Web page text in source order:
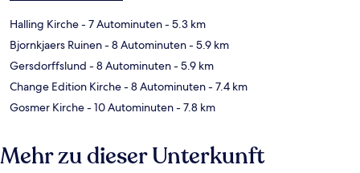
Halling Kirche- 7 Autominuten- 5.3 km
Bjornkjaers Ruinen- 8 Autominuten- 5.9 km
Gersdorffslund - 8 Autominuten- 5.9 km
Change Edition Kirche- 8 Autominuten- 7.4 km
Gosmer Kirche- 10 Autominuten- 7.8 km
Mehr zu dieser Unterkunft